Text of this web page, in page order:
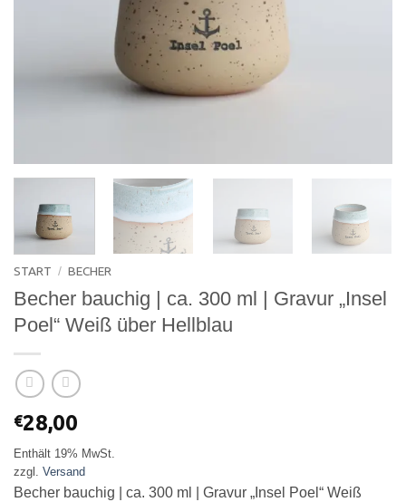
START / BECHER
Becher bauchig | ca. 300 ml | Gravur „Insel
Poel“ Weiß über Hellblau
€28,00
Enthält 19% MwSt.
zzgl. Versand
Becher bauchig | ca. 300 ml | Gravur „Insel Poel“ Weiß